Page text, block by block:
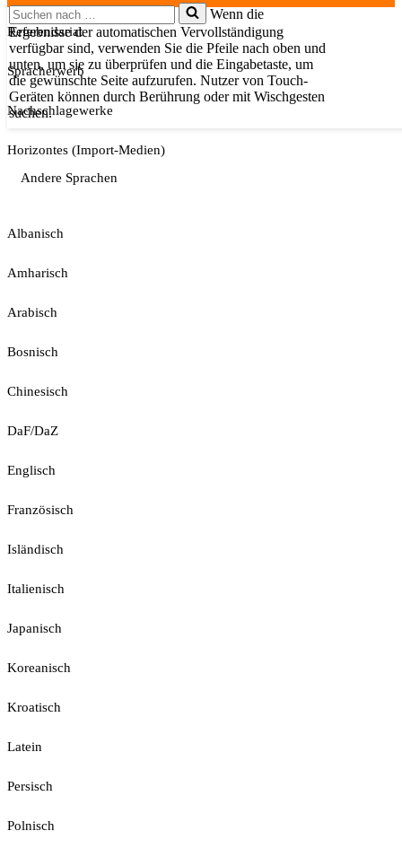
Suchen
nach …
Wenn die
Ergebnisse der automatischen Vervollständigung
verfügbar sind, verwenden Sie die Pfeile nach oben und
unten, um sie zu überprüfen und die Eingabetaste, um
die gewünschte Seite aufzurufen. Nutzer von Touch-
Geräten können durch Berührung oder mit Wischgesten
suchen.
Referendariat
Spracherwerb
Nachschlagewerke
Horizontes (Import-Medien)
Andere Sprachen
Albanisch
Amharisch
Arabisch
Bosnisch
Chinesisch
DaF/DaZ
Englisch
Französisch
Isländisch
Italienisch
Japanisch
Koreanisch
Kroatisch
Latein
Persisch
Polnisch